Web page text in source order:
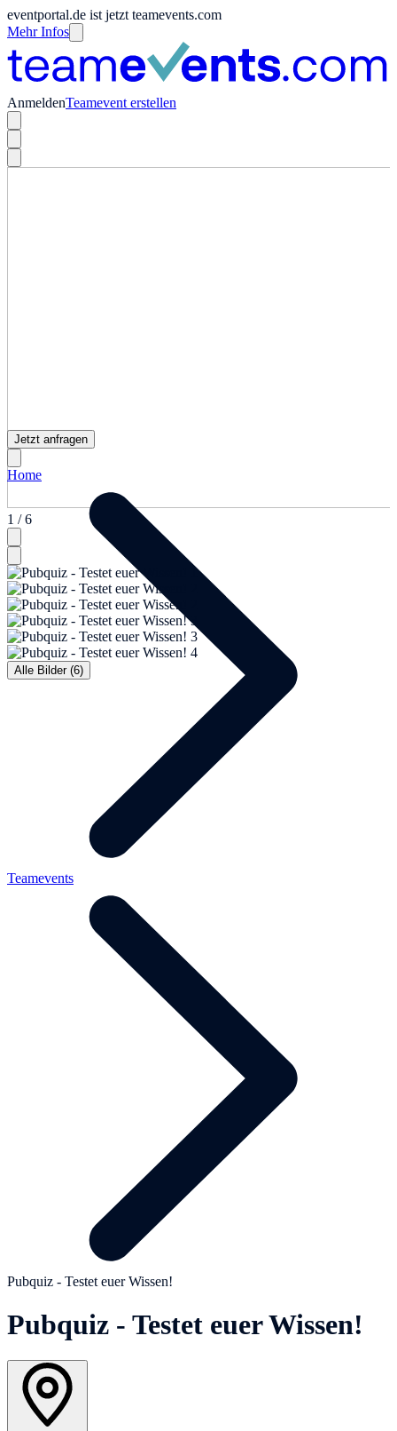
eventportal.de ist jetzt teamevents.com
Mehr Infos
AnmeldenTeamevent erstellen
1 / 6
Alle Bilder (6)
Jetzt anfragen
Home
Teamevents
Pubquiz - Testet euer Wissen!
Pubquiz - Testet euer Wissen!